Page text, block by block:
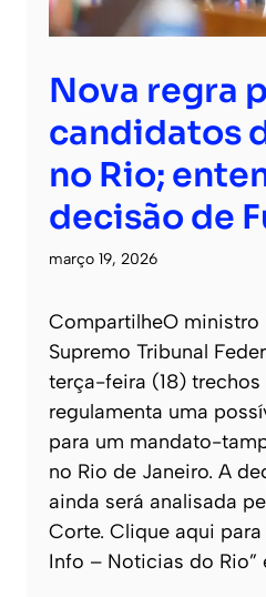
Nova regra
candidatos
no Rio;
decisão de
março 19, 2026
CompartilheO ministro
Supremo Tribunal
terça-feira (18) trechos
regulamenta uma
para um mandato-
no Rio de Janeiro. A
ainda será analisada
Corte. Clique aqui para
Info – Noticias do Rio”